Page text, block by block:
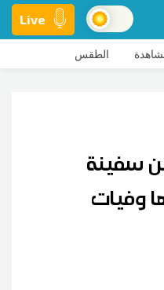
Live
الطقس
سفينة
وفيات